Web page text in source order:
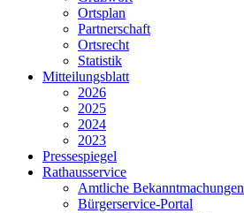
Ortsplan
Partnerschaft
Ortsrecht
Statistik
Mitteilungsblatt
2026
2025
2024
2023
Pressespiegel
Rathausservice
Amtliche Bekanntmachungen
Bürgerservice-Portal